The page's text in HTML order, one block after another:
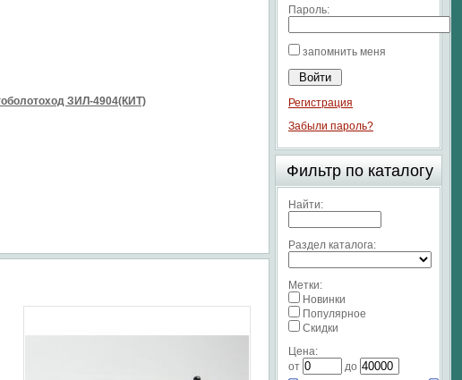
ЗИЛ-4904(КИТ)
Пароль:
запомнить меня
Регистрация
Забыли пароль?
Фильтр по каталогу
Найти:
Раздел каталога:
Метки:
Новинки
Популярное
Скидки
Цена:
от
до